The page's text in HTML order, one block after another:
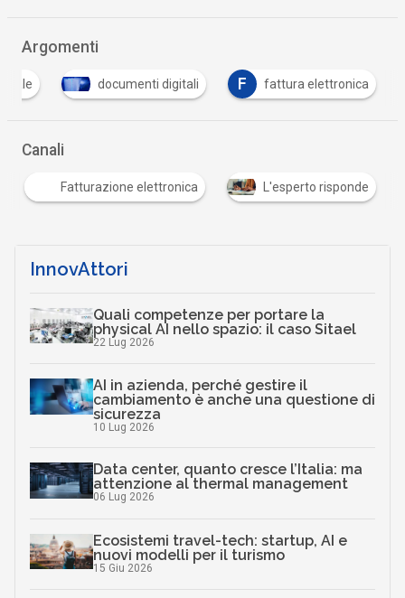
Argomenti
documenti digitali F fattura elettronica
Canali
Fatturazione elettronica L'esperto risponde
InnovAttori
Quali competenze per portare la
physical AI nello spazio: il caso Sitael
22 Lug 2026
AI in azienda, perché gestire il
cambiamento è anche una questione di
sicurezza
10 Lug 2026
Data center, quanto cresce l’Italia: ma
attenzione al thermal management
06 Lug 2026
Ecosistemi travel-tech: startup, AI e
nuovi modelli per il turismo
15 Giu 2026